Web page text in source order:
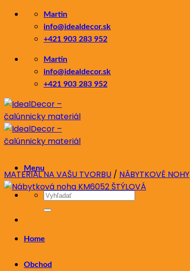
Skip
content
Martin
info@idealdecor.sk
+421 903 283 952
Martin
info@idealdecor.sk
+421 903 283 952
Menu
Hľadať:
Home
Obchod
MATERIÁL NA VAŠU TVORBU / NÁBYTKOVÉ NOHY